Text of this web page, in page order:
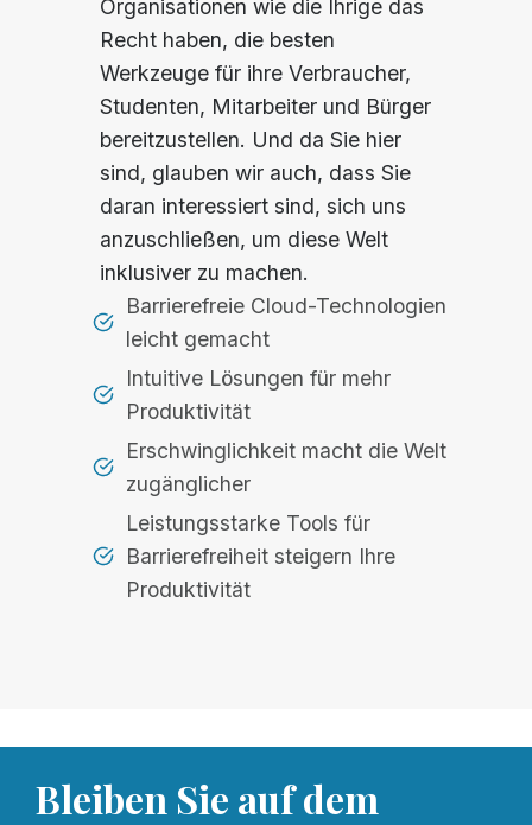
Organisationen wie die Ihrige das
Recht haben, die besten
Werkzeuge für ihre Verbraucher,
Studenten, Mitarbeiter und Bürger
bereitzustellen. Und da Sie hier
sind, glauben wir auch, dass Sie
daran interessiert sind, sich uns
anzuschließen, um diese Welt
inklusiver zu machen.
Barrierefreie Cloud-Technologien
leicht gemacht
Intuitive Lösungen für mehr
Produktivität
Erschwinglichkeit macht die Welt
zugänglicher
Leistungsstarke Tools für
Barrierefreiheit steigern Ihre
Produktivität
Bleiben Sie auf dem